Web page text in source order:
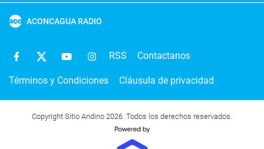
ACONCAGUA RADIO
RSS Contactanos
Términos y Condiciones Cláusula de privacidad
Copyright Sitio Andino 2026. Todos los derechos reservados.